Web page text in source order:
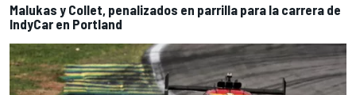
Malukas y Collet, penalizados en parrilla para la carrera de
IndyCar en Portland